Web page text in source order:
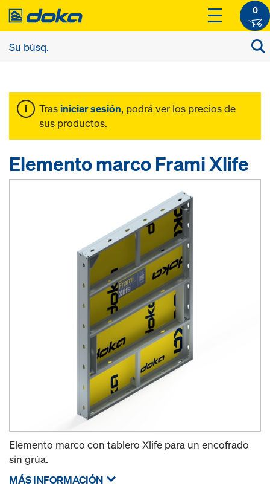
0
Tras iniciar sesión, podrá ver los precios de
sus productos.
Elemento marco Frami Xlife
Elemento marco con tablero Xlife para un encofrado
sin grúa.
MÁS INFORMACIÓN